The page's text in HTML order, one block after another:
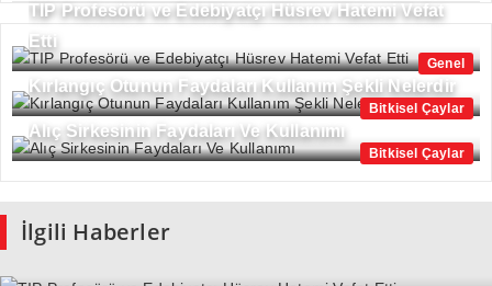
Genel
TIP Profesörü ve Edebiyatçı Hüsrev Hatemi Vefat
Etti
Bitkisel Çaylar
Kırlangıç Otunun Faydaları Kullanım Şekli Nelerdir
Bitkisel Çaylar
Alıç Sirkesinin Faydaları Ve Kullanımı
İlgili Haberler